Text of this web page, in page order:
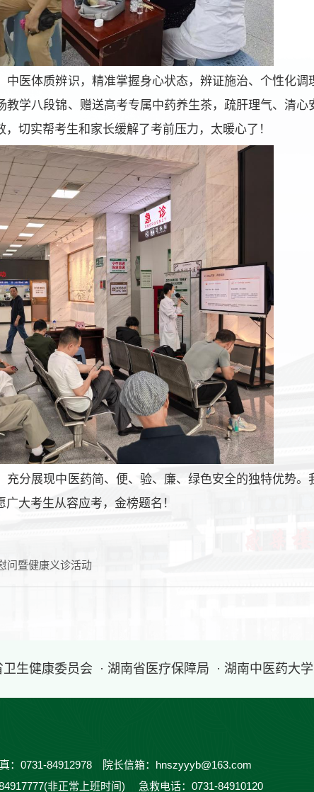
医体质辨识，精准掌握身心状态，辨证施治、个性化调
学八段锦、赠送高考专属中药养生茶，疏肝理气、清
切实帮考生和家长缓解了考前压力，太暖心了！
分展现中医药简、便、验、廉、绿色安全的独特优势
大考生从容应考，金榜题名！
问暨健康义诊活动
卫生健康委员会 · 湖南省医疗保障局 · 湖南中医药大学
0731-84912978 院长信箱：hnszyyyb@163.com
非正常上班时间) 急救电话：0731-84910120